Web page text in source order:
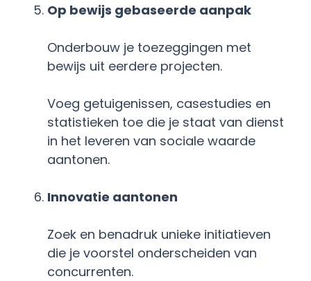
Op bewijs gebaseerde aanpak
Onderbouw je toezeggingen met
bewijs uit eerdere projecten.
Voeg getuigenissen, casestudies en
statistieken toe die je staat van dienst
in het leveren van sociale waarde
aantonen.
Innovatie aantonen
Zoek en benadruk unieke initiatieven
die je voorstel onderscheiden van
concurrenten.